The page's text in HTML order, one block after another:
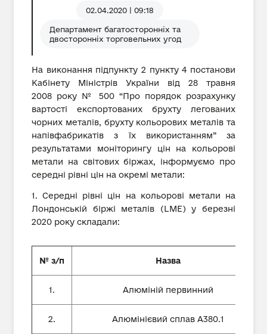
02.04.2020 | 09:18
Департамент багатосторонніх та
двосторонніх торговельних угод
На виконання підпункту 2 пункту 4 постанови
Кабінету Міністрів України від 28 травня
2008 року № 500 “Про порядок розрахунку
вартості експортованих брухту легованих
чорних металів, брухту кольорових металів та
напівфабрикатів з їх використанням” за
результатами моніторингу цін на кольорові
метали на світових біржах, інформуємо про
середні рівні цін на окремі метали:
1. Середні рівні цін на кольорові метали на
Лондонській біржі металів (LME) у березні
2020 року складали:
№ з/п Назва
1. Алюміній первинний
2. Алюмінієвий сплав А380.1